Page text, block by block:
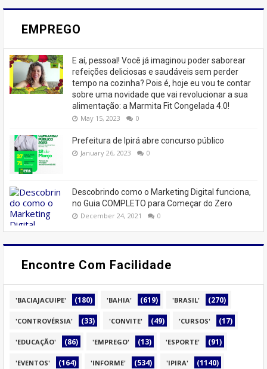
EMPREGO
E aí, pessoal! Você já imaginou poder saborear
refeições deliciosas e saudáveis ​​sem perder
tempo na cozinha? Pois é, hoje eu vou te contar
sobre uma novidade que vai revolucionar a sua
alimentação: a Marmita Fit Congelada 4.0!
May 15, 2023 0
Prefeitura de Ipirá abre concurso público
January 26, 2023 0
Descobrindo como o Marketing Digital funciona,
no Guia COMPLETO para Começar do Zero
December 24, 2021 0
Encontre Com Facilidade
'BACIAJACUIPE' (180) 'BAHIA' (619) 'BRASIL' (270)
'CONTROVÉRSIA' (33) 'CONVITE' (49) 'CURSOS' (17)
'EDUCAÇÃO' (86) 'EMPREGO' (13) 'ESPORTE' (91)
'EVENTOS' (164) 'INFORME' (534) 'IPIRA' (1140)